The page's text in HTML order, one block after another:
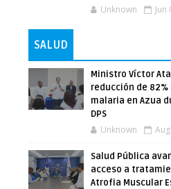
Unknown Jun
SALUD
Ministro Víctor
reducción de
malaria en Azua
DPS
Unknown
Salud Pública
acceso a
Atrofia Muscular